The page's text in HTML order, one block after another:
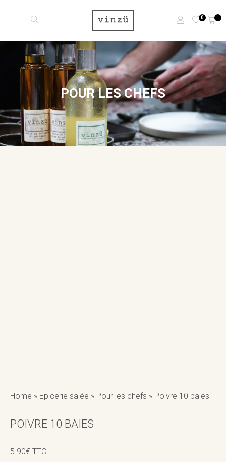
0
POUR LES CHEFS
Home » Epicerie salée » Pour les chefs » Poivre 10 baies
POIVRE 10 BAIES
5.90€ TTC